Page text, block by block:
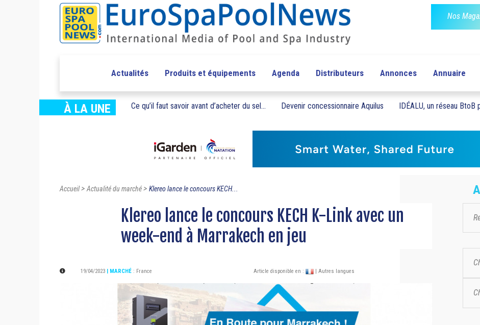
Nos
Actualités Produits et équipements Agenda Distributeurs Annonces Annuaire
À LA UNE Ce qu’il faut savoir avant d’acheter du sel... Devenir concessionnaire Aquilus IDÉALU, un réseau BtoB
Accueil>Actualité du marché> Klereo lance le concours KECH...
Klereo lance le concours KECH K-Link avec un
week-end à Marrakech en jeu
19/04/2023 | MARCHÉ : France Article disponible en : | Autres langues